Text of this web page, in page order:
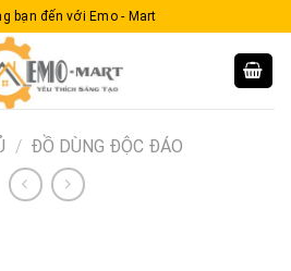
bạn đến với Emo - Mart
/ ĐỒ DÙNG ĐỘC ĐÁO